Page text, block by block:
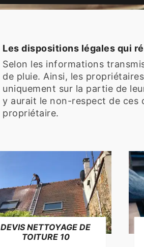
Les dispositions légales qui
Selon les informations
de pluie. Ainsi, les
uniquement sur la partie de
y aurait le non-respect de ces
propriétaire.
DEVIS NETTOYAGE DE
TOITURE 10